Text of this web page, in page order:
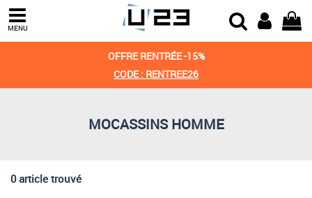
MENU
OFFRE RENTRÉE -15%
CODE : RENTREE26
MOCASSINS HOMME
0 article trouvé
Trier par
Derniers arrivages